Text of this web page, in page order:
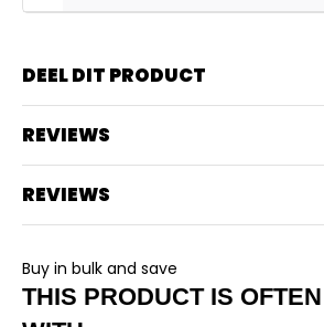
DEEL DIT PRODUCT
REVIEWS
REVIEWS
Buy in bulk and save
THIS PRODUCT IS